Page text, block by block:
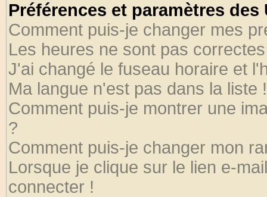
Préférences et paramètres
Comment puis-je changer mes
Les heures ne sont pas
J'ai changé le fuseau horaire et
Ma langue n'est pas dans la liste !
Comment puis-je montrer une
?
Comment puis-je changer mon
Lorsque je clique sur le lien e-
connecter !